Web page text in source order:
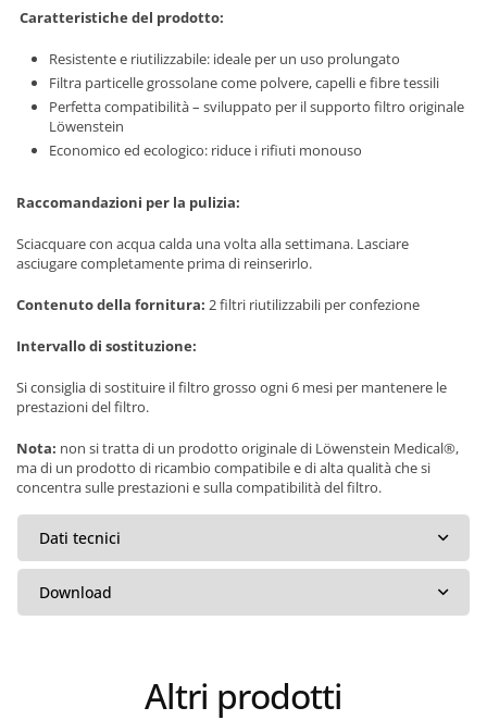
Caratteristiche del prodotto:
Resistente e riutilizzabile: ideale per un uso prolungato
Filtra particelle grossolane come polvere, capelli e fibre tessili
Perfetta compatibilità – sviluppato per il supporto filtro originale
Löwenstein
Economico ed ecologico: riduce i rifiuti monouso
Raccomandazioni per la pulizia:
Sciacquare con acqua calda una volta alla settimana. Lasciare
asciugare completamente prima di reinserirlo.
Contenuto della fornitura: 2 filtri riutilizzabili per confezione
Intervallo di sostituzione:
Si consiglia di sostituire il filtro grosso ogni 6 mesi per mantenere le
prestazioni del filtro.
Nota: non si tratta di un prodotto originale di Löwenstein Medical®,
ma di un prodotto di ricambio compatibile e di alta qualità che si
concentra sulle prestazioni e sulla compatibilità del filtro.
Dati tecnici
Download
Altri prodotti